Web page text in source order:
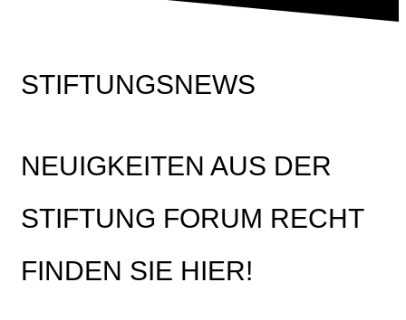
STIFTUNGSNEWS
NEUIGKEITEN AUS DER
STIFTUNG FORUM RECHT
FINDEN SIE HIER!